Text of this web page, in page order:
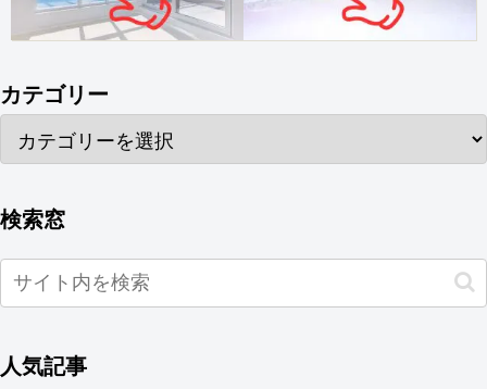
カテゴリー
検索窓
人気記事